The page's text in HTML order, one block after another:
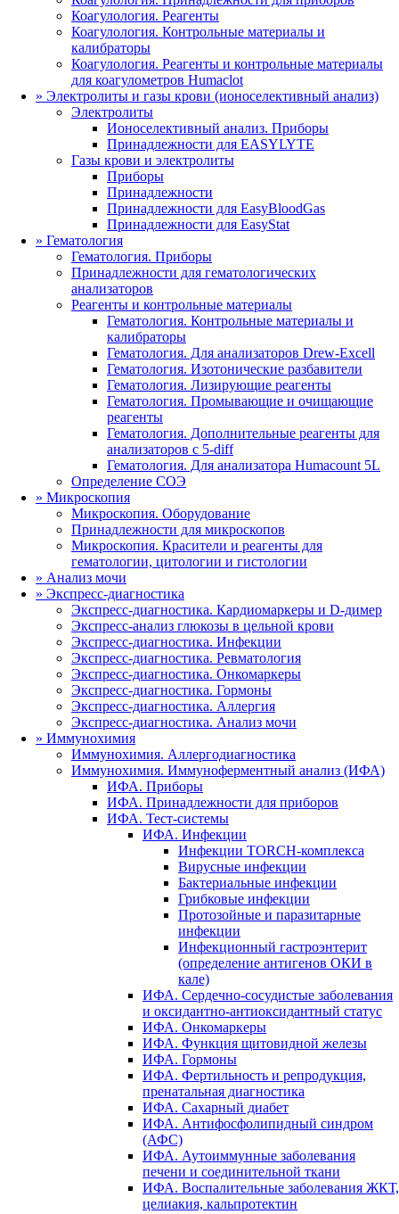
Коагулология. Реагенты
Коагулология. Контрольные материалы и
калибраторы
Коагулология. Реагенты и контрольные материалы
для коагулометров Humaclot
» Электролиты и газы крови (ионоселективный анализ)
Электролиты
Ионоселективный анализ. Приборы
Принадлежности для EASYLYTE
Газы крови и электролиты
Приборы
Принадлежности
Принадлежности для EasyBloodGas
Принадлежности для EasyStat
» Гематология
Гематология. Приборы
Принадлежности для гематологических
анализаторов
Реагенты и контрольные материалы
Гематология. Контрольные материалы и
калибраторы
Гематология. Для анализаторов Drew-Excell
Гематология. Изотонические разбавители
Гематология. Лизирующие реагенты
Гематология. Промывающие и очищающие
реагенты
Гематология. Дополнительные реагенты для
анализаторов с 5-diff
Гематология. Для анализатора Humacount 5L
Определение СОЭ
» Микроскопия
Микроскопия. Оборудование
Принадлежности для микроскопов
Микроскопия. Красители и реагенты для
гематологии, цитологии и гистологии
» Анализ мочи
» Экспресс-диагностика
Экспресс-диагностика. Кардиомаркеры и D-димер
Экспресс-анализ глюкозы в цельной крови
Экспресс-диагностика. Инфекции
Экспресс-диагностика. Ревматология
Экспресс-диагностика. Онкомаркеры
Экспресс-диагностика. Гормоны
Экспресс-диагностика. Аллергия
Экспресс-диагностика. Анализ мочи
» Иммунохимия
Иммунохимия. Аллергодиагностика
Иммунохимия. Иммуноферментный анализ (ИФА)
ИФА. Приборы
ИФА. Принадлежности для приборов
ИФА. Тест-системы
ИФА. Инфекции
Инфекции TORCH-комплекса
Вирусные инфекции
Бактериальные инфекции
Грибковые инфекции
Протозойные и паразитарные
инфекции
Инфекционный гастроэнтерит
(определение антигенов ОКИ в
кале)
ИФА. Сердечно-сосудистые заболевания
и оксидантно-антиоксидантный статус
ИФА. Онкомаркеры
ИФА. Функция щитовидной железы
ИФА. Гормоны
ИФА. Фертильность и репродукция,
пренатальная диагностика
ИФА. Сахарный диабет
ИФА. Антифосфолипидный синдром
(АФС)
ИФА. Аутоиммунные заболевания
печени и соединительной ткани
ИФА. Воспалительные заболевания ЖКТ,
целиакия, кальпротектин